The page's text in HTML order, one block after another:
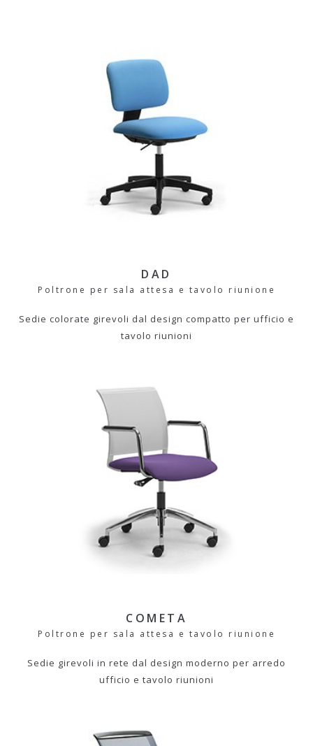
DAD
Poltrone per sala attesa e tavolo riunione
Sedie colorate girevoli dal design compatto per ufficio e
tavolo riunioni
COMETA
Poltrone per sala attesa e tavolo riunione
Sedie girevoli in rete dal design moderno per arredo
ufficio e tavolo riunioni